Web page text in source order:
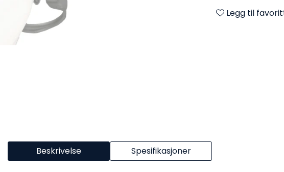
Legg til
Beskrivelse Spesifikasjoner